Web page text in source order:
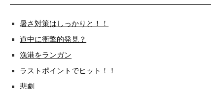
暑さ対策はしっかりと！！
道中に衝撃的発見？
漁港をランガン
ラストポイントでヒット！！
悲劇